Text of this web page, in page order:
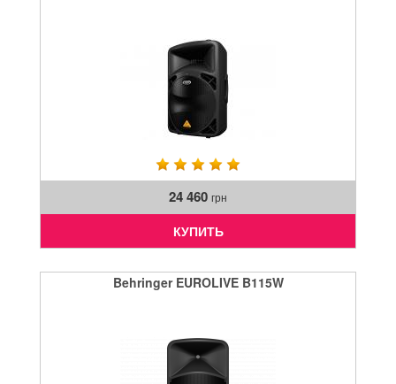
24 460 грн
КУПИТЬ
Behringer EUROLIVE B115W